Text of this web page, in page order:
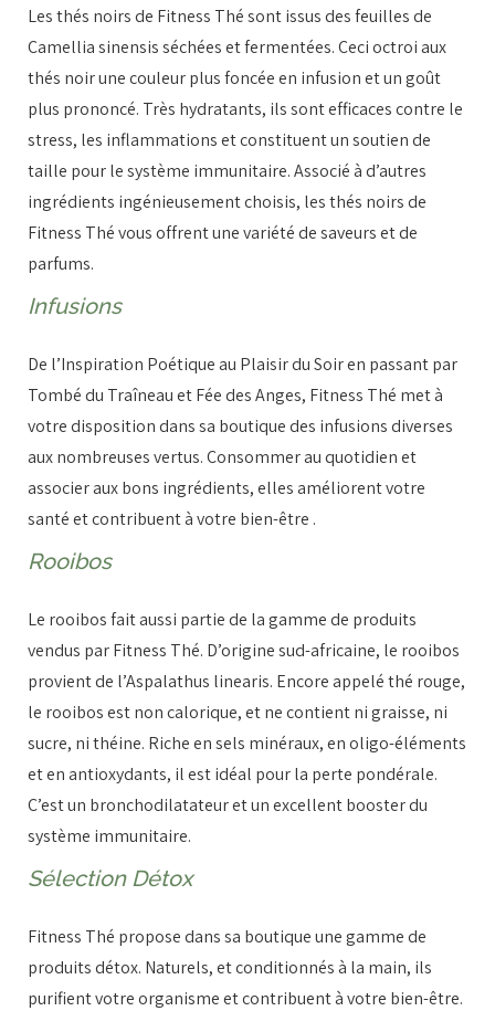
Les thés noirs de Fitness Thé sont issus des feuilles de
Camellia sinensis séchées et fermentées. Ceci octroi aux
thés noir une couleur plus foncée en infusion et un goût
plus prononcé. Très hydratants, ils sont efficaces contre le
stress, les inflammations et constituent un soutien de
taille pour le système immunitaire. Associé à d’autres
ingrédients ingénieusement choisis, les thés noirs de
Fitness Thé vous offrent une variété de saveurs et de
parfums.
Infusions
De l’Inspiration Poétique au Plaisir du Soir en passant par
Tombé du Traîneau et Fée des Anges, Fitness Thé met à
votre disposition dans sa boutique des infusions diverses
aux nombreuses vertus. Consommer au quotidien et
associer aux bons ingrédients, elles améliorent votre
santé et contribuent à votre bien-être .
Rooibos
Le rooibos fait aussi partie de la gamme de produits
vendus par Fitness Thé. D’origine sud-africaine, le rooibos
provient de l’Aspalathus linearis. Encore appelé thé rouge,
le rooibos est non calorique, et ne contient ni graisse, ni
sucre, ni théine. Riche en sels minéraux, en oligo-éléments
et en antioxydants, il est idéal pour la perte pondérale.
C’est un bronchodilatateur et un excellent booster du
système immunitaire.
Sélection Détox
Fitness Thé propose dans sa boutique une gamme de
produits détox. Naturels, et conditionnés à la main, ils
purifient votre organisme et contribuent à votre bien-être.